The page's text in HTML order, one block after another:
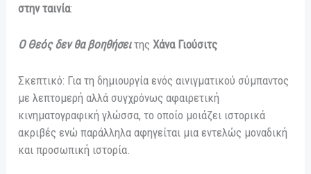
στην ταινία:
Ο Θεός δεν θα βοηθήσειτηςΧάνα Γιούσιτς
Σκεπτικό: Για τη δημιουργία ενός αινιγματικού σύμπαντος
με λεπτομερή αλλά συγχρόνως αφαιρετική
κινηματογραφική γλώσσα, το οποίο μοιάζει ιστορικά
ακριβές ενώ παράλληλα αφηγείται μια εντελώς μοναδική
και προσωπική ιστορία.